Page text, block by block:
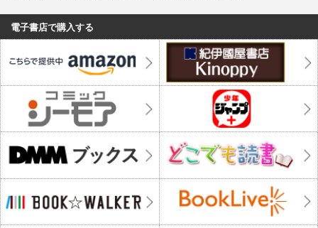
電子書店で購入する